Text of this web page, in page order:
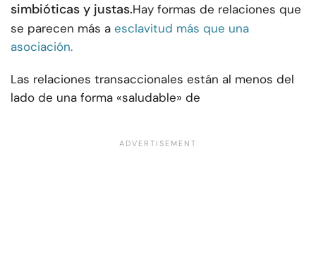
simbióticas y justas.Hay formas de relaciones que
se parecen más a esclavitud más que una
asociación.
Las relaciones transaccionales están al menos del
lado de una forma «saludable» de